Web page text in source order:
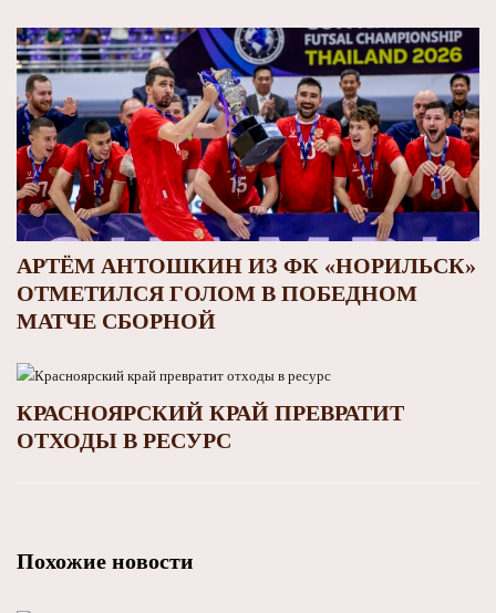
АРТЁМ АНТОШКИН ИЗ ФК «НОРИЛЬСК»
ОТМЕТИЛСЯ ГОЛОМ В ПОБЕДНОМ
МАТЧЕ СБОРНОЙ
КРАСНОЯРСКИЙ КРАЙ ПРЕВРАТИТ
ОТХОДЫ В РЕСУРС
Похожие новости